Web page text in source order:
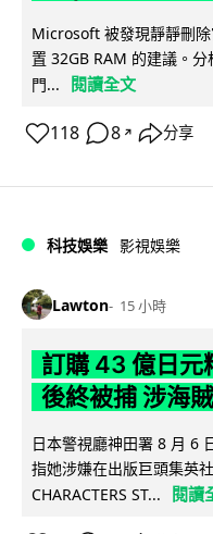
Microsoft 被發現靜靜刪
置 32GB RAM 的建議。
門...
閱讀全文
118 8 ↗ 分享
科技娛樂 影視娛樂
Lawton 15 小時
訂購 43 億日元
後終被捕 涉海
日本警視廳神田署 8 月 6
指她涉嫌在出版巨頭集英
CHARACTERS ST...
閱讀